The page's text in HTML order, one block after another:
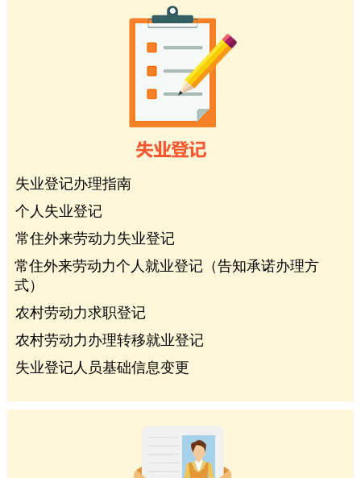
失业登记办理指南
个人失业登记
常住外来劳动力失业登记
常住外来劳动力个人就业登记（告知承诺办理方
式）
农村劳动力求职登记
农村劳动力办理转移就业登记
失业登记人员基础信息变更